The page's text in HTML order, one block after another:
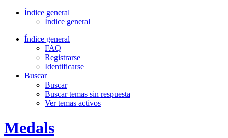
Índice general
Índice general
Índice general
FAQ
Registrarse
Identificarse
Buscar
Buscar
Buscar temas sin respuesta
Ver temas activos
Medals